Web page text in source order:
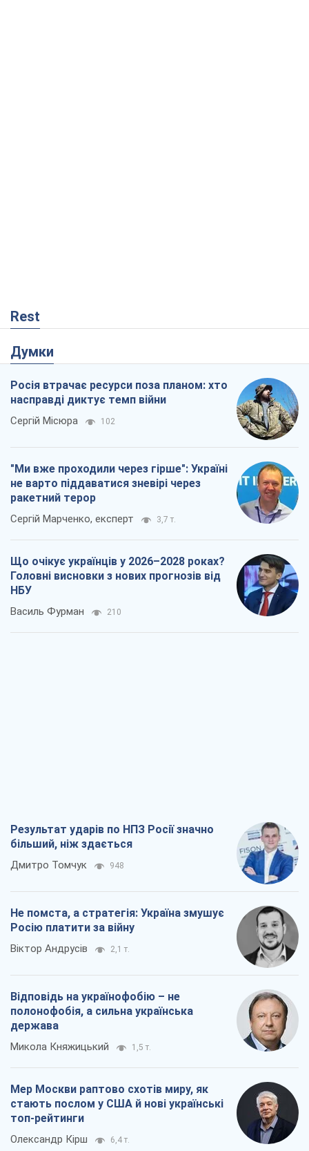
Rest
Думки
Росія втрачає ресурси поза планом: хто
насправді диктує темп війни
Сергій Місюра 102
"Ми вже проходили через гірше": Україні
не варто піддаватися зневірі через
ракетний терор
Сергій Марченко, експерт 3,7 т.
Що очікує українців у 2026–2028 роках?
Головні висновки з нових прогнозів від
НБУ
Василь Фурман 210
Результат ударів по НПЗ Росії значно
більший, ніж здається
Дмитро Томчук 948
Не помста, а стратегія: Україна змушує
Росію платити за війну
Віктор Андрусів 2,1 т.
Відповідь на українофобію – не
полонофобія, а сильна українська
держава
Микола Княжицький 1,5 т.
Мер Москви раптово схотів миру, як
стають послом у США й нові українські
топ-рейтинги
Олександр Кірш 6,4 т.